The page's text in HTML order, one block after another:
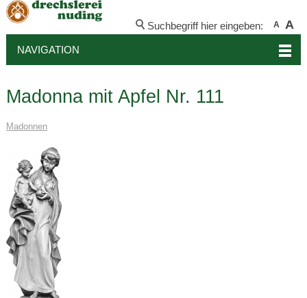
A A
Suchbegriff hier eingeben:
NAVIGATION
Madonna mit Apfel Nr. 111
Madonnen